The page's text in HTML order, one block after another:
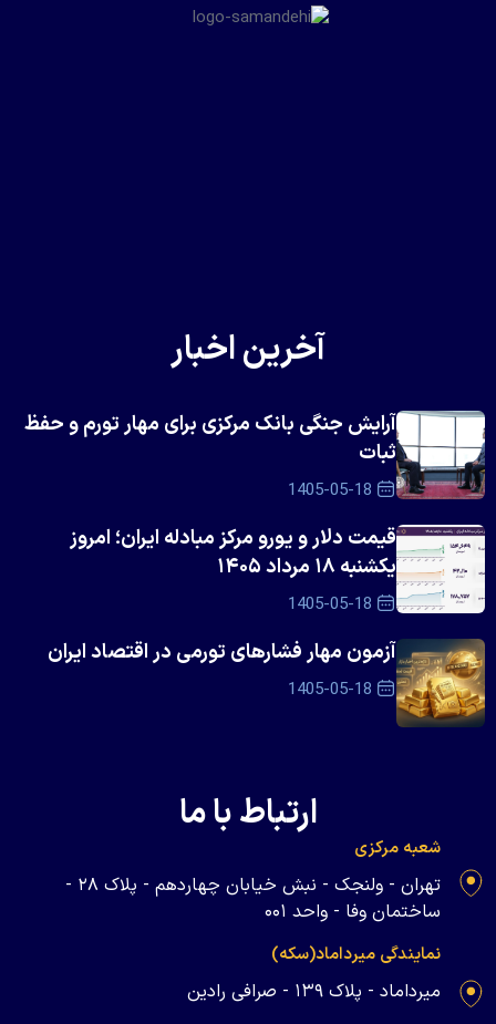
آخرین اخبار
آرایش جنگی بانک مرکزی برای مهار تورم و حفظ
ثبات
1405-05-18
قیمت دلار و یورو مرکز مبادله ایران؛ امروز
یکشنبه ۱۸ مرداد ۱۴۰۵
1405-05-18
آزمون مهار فشار‌های تورمی در اقتصاد ایران
1405-05-18
ارتباط با ما
شعبه مرکزی
تهران - ولنجک - نبش خیابان چهاردهم - پلاک ۲۸ -
ساختمان وفا - واحد ۰۰۱
نمایندگی میرداماد(سکه)
میرداماد - پلاک ۱۳۹ - صرافی رادین